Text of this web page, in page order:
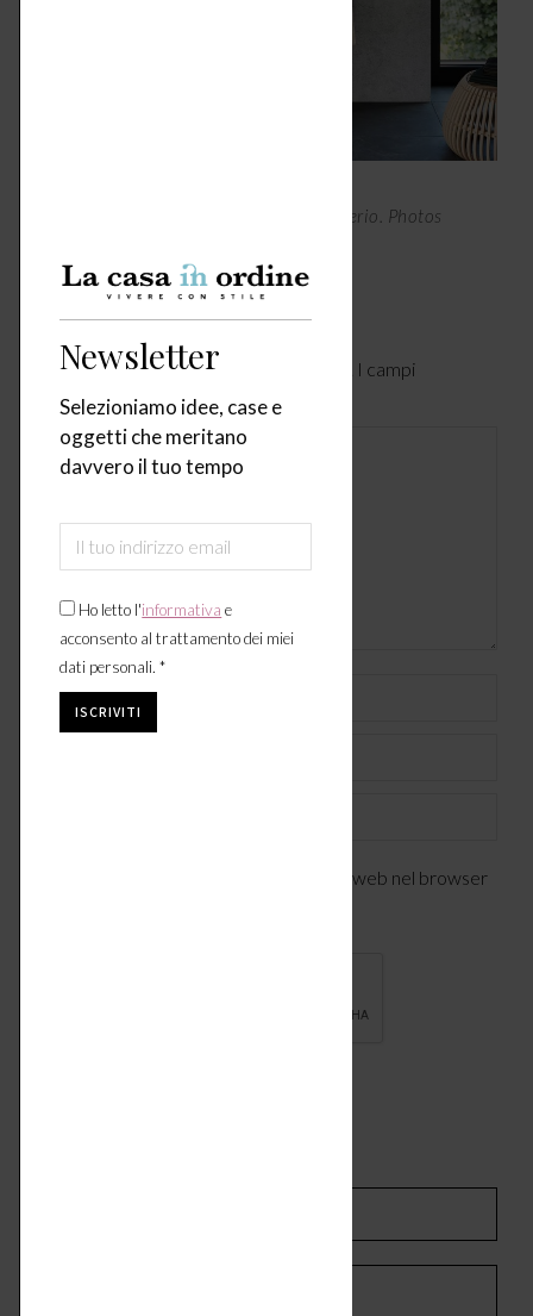
In copertina, Aurena, design Antonio Citterio. Photos
Lascia un commento
Il tuo indirizzo email non verrà pubblicato. I campi
obbligatori sono contrassegnati
Commento
Salva il mio nome, indirizzo email e sito web nel browser
Newsletter
Selezioniamo idee, case e
oggetti che meritano
davvero il tuo tempo
Ho letto l'informativa e
acconsento al trattamento dei miei
dati personali. *